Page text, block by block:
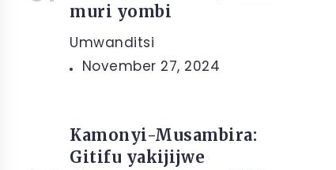
muri yombi
Umwanditsi
November 27, 2024
Kamonyi-Musambira:
Gitifu yakijijwe